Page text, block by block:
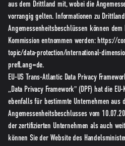
aus dem Drittland mit, wobei die
vorrangig gelten. Informationen zu
Angemessenheitsbeschlüssen können
Kommission entnommen werden: https://
topic/data-protection/international-
prefLang=de.
EU-US Trans-Atlantic Data Privacy
„Data Privacy Framework" (DPF) hat die
ebenfalls für bestimmte Unternehmen aus
Angemessenheitsbeschlusses vom
der zertifizierten Unternehmen als auch
können Sie der Website des